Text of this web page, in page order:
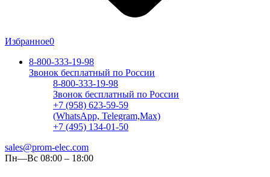
Избранное0
8-800-333-19-98
Звонок бесплатный по России
8-800-333-19-98
Звонок бесплатный по России
+7 (958) 623-59-59
(WhatsApp, Telegram,Max)
+7 (495) 134-01-50
sales@prom-elec.com
Пн—Вс 08:00 – 18:00